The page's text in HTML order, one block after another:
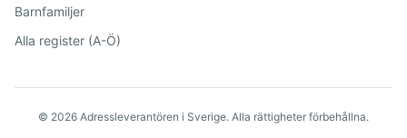
Barnfamiljer
Alla register (A-Ö)
© 2026 Adressleverantören i Sverige. Alla rättigheter förbehållna.